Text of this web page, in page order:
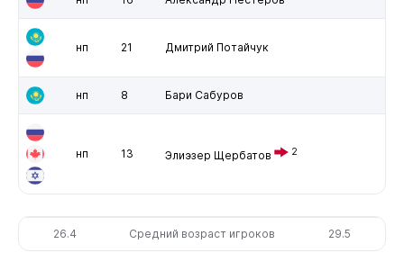
нп 21 Дмитрий Потайчук
нп 8 Бари Сабуров
нп 13 Элиэзер Щербатов 2
26.4 Средний возраст игроков 29.5